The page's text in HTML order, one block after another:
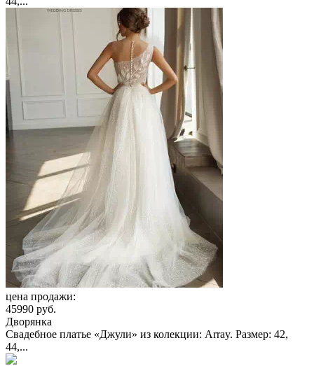
цена продажи:
45990 руб.
Дворянка
Свадебное платье «Джули» из колекции: Array. Размер: 42,
44,...